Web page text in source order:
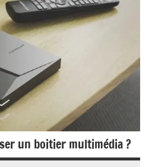
un boitier multimédia ?